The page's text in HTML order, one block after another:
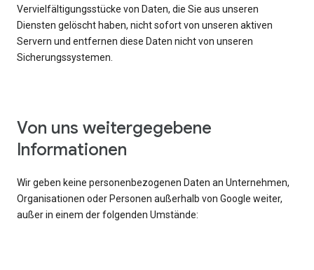
Vervielfältigungsstücke von Daten, die Sie aus unseren
Diensten gelöscht haben, nicht sofort von unseren aktiven
Servern und entfernen diese Daten nicht von unseren
Sicherungssystemen.
Von uns weitergegebene
Informationen
Wir geben keine personenbezogenen Daten an Unternehmen,
Organisationen oder Personen außerhalb von Google weiter,
außer in einem der folgenden Umstände: